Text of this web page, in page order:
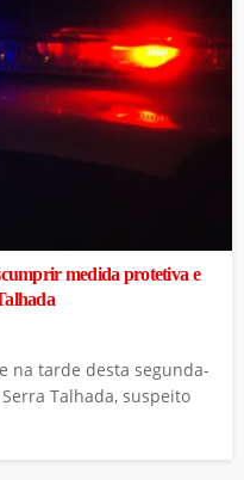
medida protetiva e
na tarde desta segunda-
Talhada, suspeito